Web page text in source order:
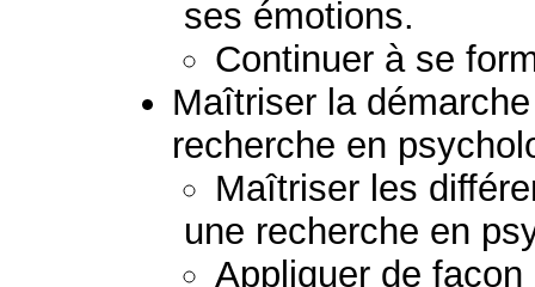
ses émotions.
Continuer à se
Maîtriser la
recherche en
Maîtriser les
une recherche en
Appliquer de